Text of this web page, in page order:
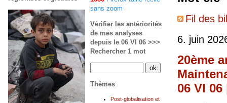
Fil des
6. juin
20ème
06 VI 06
sans zoom
Vérifier les antériorités
de mes analyses
depuis le 06 VI 06 >>>
Rechercher 1 mot
Thèmes
Post-globalisation et